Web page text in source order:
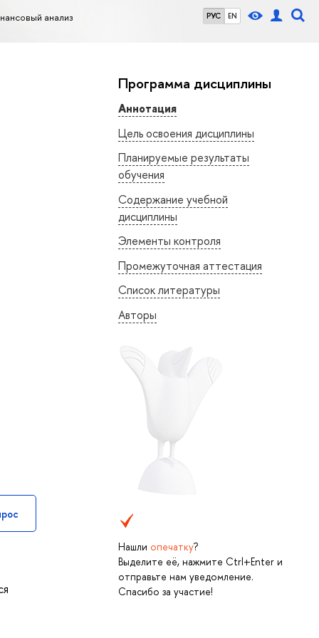
РУС EN
анализ
Программа дисциплины
Аннотация
Цель освоения дисциплины
Планируемые результаты
обучения
Содержание учебной
дисциплины
Элементы контроля
Промежуточная аттестация
Список литературы
Авторы
Нашли опечатку?
Выделите её, нажмите Ctrl+Enter и
отправьте нам уведомление.
Спасибо за участие!